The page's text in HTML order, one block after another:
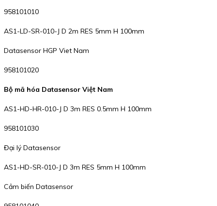
958101010
AS1-LD-SR-010-J D 2m RES 5mm H 100mm
Datasensor HGP Viet Nam
958101020
Bộ mã hóa Datasensor Việt Nam
AS1-HD-HR-010-J D 3m RES 0.5mm H 100mm
958101030
Đại lý Datasensor
AS1-HD-SR-010-J D 3m RES 5mm H 100mm
Cảm biến Datasensor